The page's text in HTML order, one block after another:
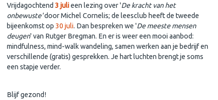
Vrijdagochtend 3 julieen lezing over 'De kracht van het
onbewuste'door Michel Cornelis; de leesclub heeft de tweede
bijeenkomst op 30 juli. Dan bespreken we 'De meeste mensen
deugen' van Rutger Bregman. En er is weer een mooi aanbod:
mindfulness, mind-walk wandeling, samen werken aan je bedrijf en
verschillende (gratis) gesprekken. Je hart luchten brengt je soms
een stapje verder.
Blijf gezond!